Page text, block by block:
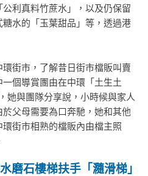
利真料竹蔗水」，以及仍保留
水的「玉葉甜品」等，透過港
街市，了解昔日街市檔販叫賣
個導賞團由在中環「土生土
她與團隊分享說，小時候與家人
父母需要為口奔馳，她和其他
街市相熟的檔販內由檔主照
磨石樓梯扶手「瀡滑梯」